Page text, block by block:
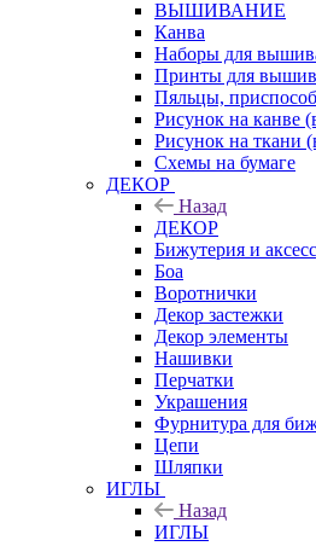
ВЫШИВАНИЕ
Канва
Наборы для
Принты для
Пяльцы,
Рисунок на канве
Рисунок на ткани
Схемы на бумаге
ДЕКОР
Назад
ДЕКОР
Бижутерия и
Боа
Воротнички
Декор застежки
Декор элементы
Нашивки
Перчатки
Украшения
Фурнитура для
Цепи
Шляпки
ИГЛЫ
Назад
ИГЛЫ